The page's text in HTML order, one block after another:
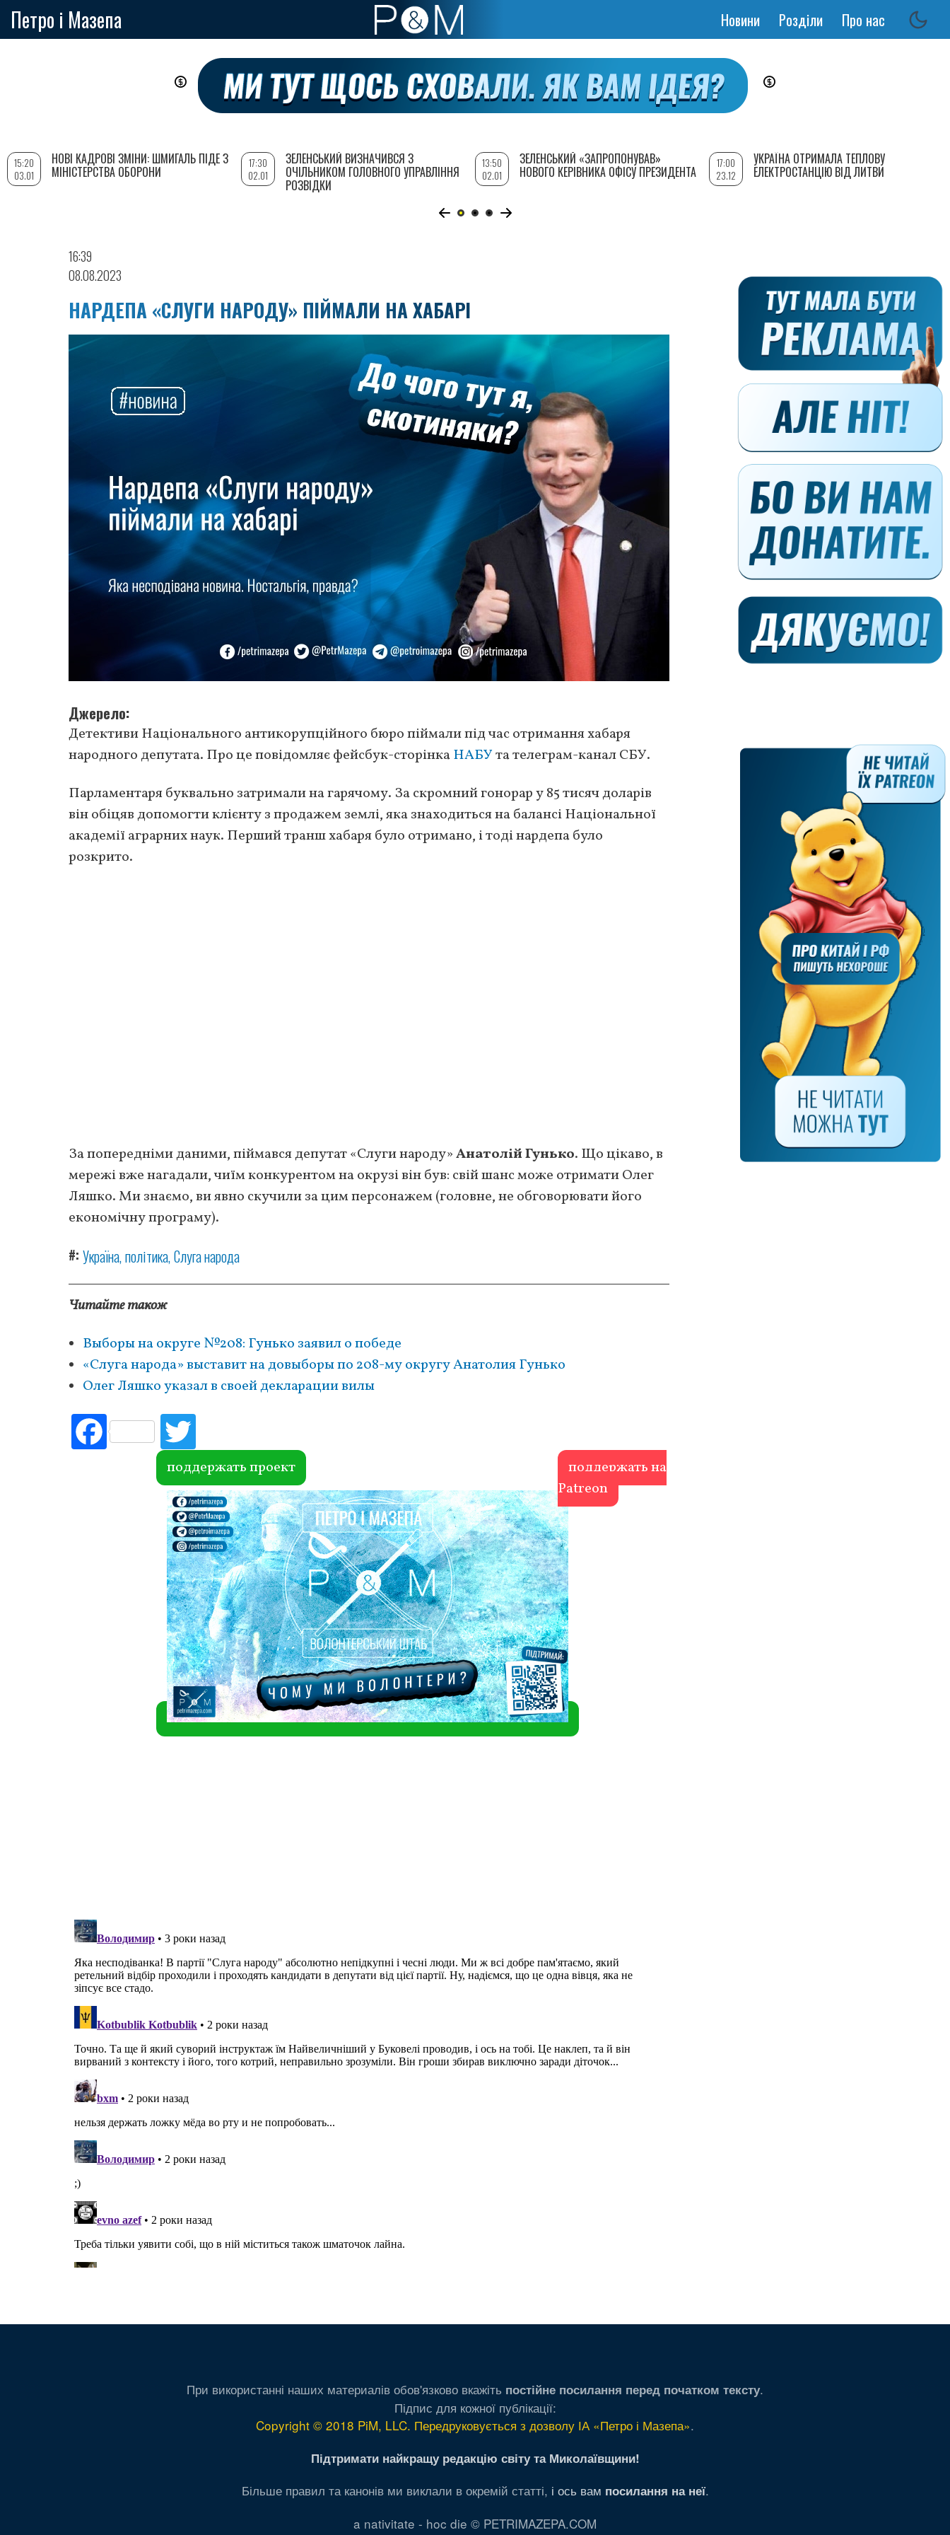
Петро і Мазепа
Основная
Новини Розділи Про нас
16:39
08.08.2023
НАРДЕПА «СЛУГИ НАРОДУ» ПІЙМАЛИ НА ХАБАРІ
Джерело
Детективи Національного антикорупційного бюро піймали під час отримання хабаря
народного депутата. Про це повідомляє фейсбук-сторінкаНАБУта телеграм-канал СБУ.
Парламентаря буквально затримали на гарячому. За скромний гонорар у 85 тисяч доларів
він обіцяв допомогти клієнту з продажем землі, яка знаходиться на балансі Національної
академії аграрних наук. Перший транш хабаря було отримано, і тоді нардепа було
розкрито.
За попередніми даними, піймався депутат «Слуги народу»Анатолій Гунько. Що цікаво, в
мережі вже нагадали, чиїм конкурентом на окрузі він був: свій шанс може отримати Олег
Ляшко. Ми знаємо, ви явно скучили за цим персонажем (головне, не обговорювати його
економічну програму).
# Україна політика Слуга народа
Читайте також
Выборы на округе №208: Гунько заявил о победе
«Слуга народа» выставит на довыборы по 208-му округу Анатолия Гунько
Олег Ляшко указал в своей декларации вилы
Fac
ebo itte
r
поддержать проект
поддержать на
Patreon
15:20
03.01
НОВІ КАДРОВІ ЗМІНИ: ШМИГАЛЬ ПІДЕ З
МІНІСТЕРСТВА ОБОРОНИ
17:30
02.01
ЗЕЛЕНСЬКИЙ ВИЗНАЧИВСЯ З
ОЧІЛЬНИКОМ ГОЛОВНОГО УПРАВЛІННЯ
РОЗВІДКИ
13:50
02.01
ЗЕЛЕНСЬКИЙ «ЗАПРОПОНУВАВ»
НОВОГО КЕРІВНИКА ОФІСУ ПРЕЗИДЕНТА
17:00
23.12
УКРАЇНА ОТРИМАЛА ТЕПЛОВУ
ЕЛЕКТРОСТАНЦІЮ ВІД ЛИТВИ
При використанні наших материалів обов'язково вкажіть постійне посилання перед початком тексту.
Підпис для кожної публікації:
Copyright © 2018 PiM, LLC. Передруковується з дозволу ІА «Петро і Мазепа».
Підтримати найкращу редакцію світу та Миколаївщини!
Більше правил та канонів ми виклали в окремій статті, і ось вам посилання на неї.
a nativitate - hoc die © PETRIMAZEPA.COM